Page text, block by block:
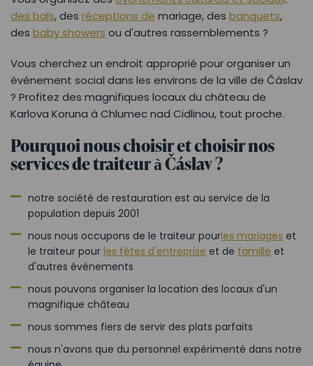
des bals, des réceptions de mariage, des banquets,
des baby showers ou d'autres rassemblements ?
Vous cherchez un endroit approprié pour organiser un
événement social dans les environs de la ville de Čáslav
? Profitez des magnifiques locaux du château de
Karlova Koruna à Chlumec nad Cidlinou, tout proche.
Pourquoi nous choisir et choisir nos
services de traiteur à Čáslav ?
notre société de restauration est au service de la
population depuis 2001
nous nous occupons de le traiteur pourles mariages et
le traiteur pour les fêtes d'entreprise et de famille et
d'autres événements
nous pouvons organiser la location des locaux d'un
magnifique château
nous sommes fiers de servir des plats parfaits
nous n'avons que du personnel expérimenté dans notre